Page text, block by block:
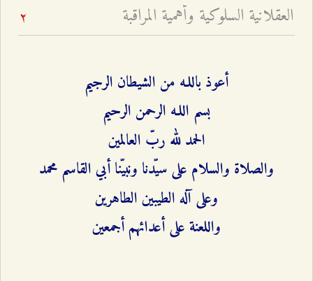
العقلانية السلوكية وأهمية المراقبة 2
أعوذ باللـه من الشيطان الرجيم
بسم اللـه الرحمن الرحيم
الحمد لله ربّ العالمين
والصلاة والسلام على سيّدنا ونبيّنا أبي القاسم محمد
وعلى آله الطيبين الطاهرين
واللعنة على أعدائهم أجمعين